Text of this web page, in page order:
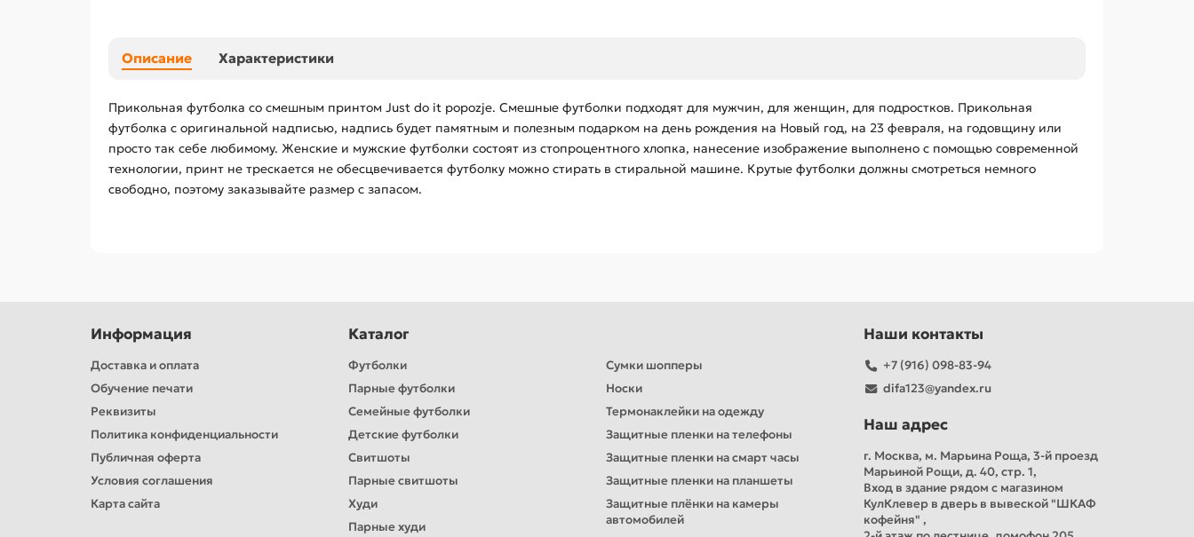
Описание Характеристики
Прикольная футболка со смешным принтом Just do it popozje. Смешные футболки подходят для мужчин, для женщин, для подростков. Прикольная
футболка с оригинальной надписью, надпись будет памятным и полезным подарком на день рождения на Новый год, на 23 февраля, на годовщину или
просто так себе любимому. Женские и мужские футболки состоят из стопроцентного хлопка, нанесение изображение выполнено с помощью современной
технологии, принт не трескается не обесцвечивается футболку можно стирать в стиральной машине. Крутые футболки должны смотреться немного
свободно, поэтому заказывайте размер с запасом.
Информация
Доставка и оплата
Обучение печати
Реквизиты
Политика конфиденциальности
Публичная оферта
Условия соглашения
Карта сайта
Каталог
Футболки
Парные футболки
Семейные футболки
Детские футболки
Свитшоты
Парные свитшоты
Худи
Парные худи
Сумки шопперы
Носки
Термонаклейки на одежду
Защитные пленки на телефоны
Защитные пленки на смарт часы
Защитные пленки на планшеты
Защитные плёнки на камеры
автомобилей
Наши контакты
+7 (916) 098-83-94
difa123@yandex.ru
Наш адрес
г. Москва, м. Марьина Роща, 3-й проезд
Марьиной Рощи, д. 40, стр. 1,
Вход в здание рядом с магазином
КулКлевер в дверь в вывеской "ШКАФ
кофейня" ,